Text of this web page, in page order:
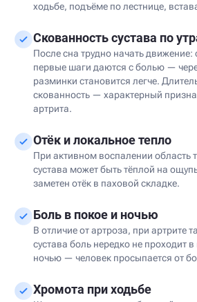
ходьбе, подъёме по лестнице,
Скованность сустава по
После сна трудно начать движение:
первые шаги даются с болью —
разминки становится легче.
скованность — характерный
артрита.
Отёк и локальное тепло
При активном воспалении область
сустава может быть тёплой на
заметен отёк в паховой складке.
Боль в покое и ночью
В отличие от артроза, при артрите
сустава боль нередко не проходит
ночью — человек просыпается от
Хромота при ходьбе